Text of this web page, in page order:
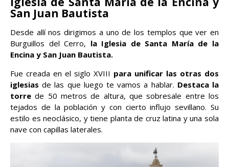
San Juan Bautista
Desde allí nos dirigimos a uno de los templos que ver en
Burguillos del Cerro, la Iglesia de Santa María de la
Encina y San Juan Bautista.
Fue creada en el siglo XVIII para unificar las otras dos
iglesiasde las que luego te vamos a hablar. Destaca la
torre de 50 metros de altura, que sobresale entre los
tejados de la población y con cierto influjo sevillano. Su
estilo es neoclásico, y tiene planta de cruz latina y una sola
nave con capillas laterales.